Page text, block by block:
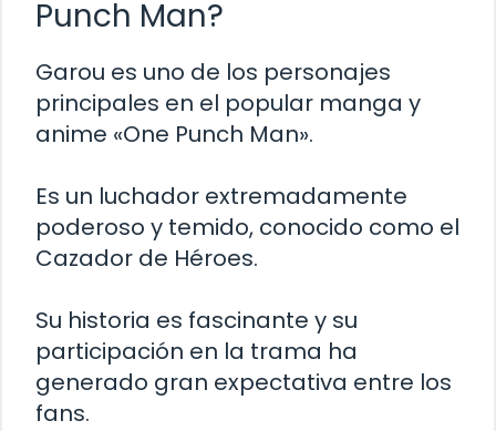
Punch Man?
Garou es uno de los personajes
principales en el popular manga y
anime «One Punch Man».
Es un luchador extremadamente
poderoso y temido, conocido como el
Cazador de Héroes.
Su historia es fascinante y su
participación en la trama ha
generado gran expectativa entre los
fans.